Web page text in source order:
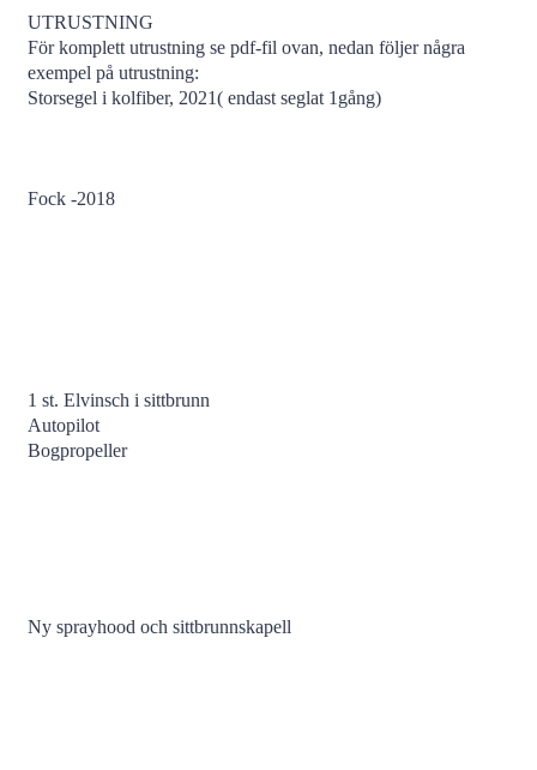
UTRUSTNING
För komplett utrustning se pdf-fil ovan, nedan följer några
exempel på utrustning:
Storsegel i kolfiber, 2021( endast seglat 1gång)
Fock -2018
1 st. Elvinsch i sittbrunn
Autopilot
Bogpropeller
Ny sprayhood och sittbrunnskapell